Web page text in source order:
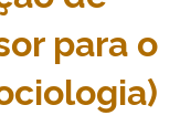
para o